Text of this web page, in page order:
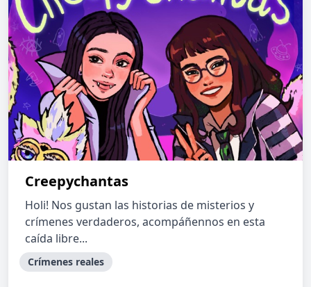
Creepychantas
Holi! Nos gustan las historias de misterios y
crímenes verdaderos, acompáñennos en esta
caída libre...
Crímenes reales